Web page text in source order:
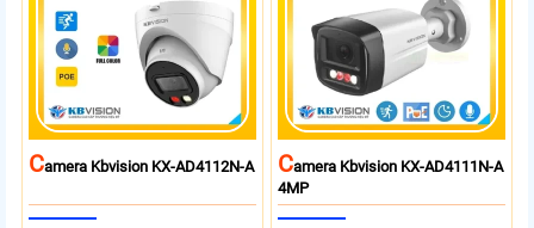
CAmera Kbvision KX-AD4112N-A CAmera Kbvision KX-AD4111N-A
4MP